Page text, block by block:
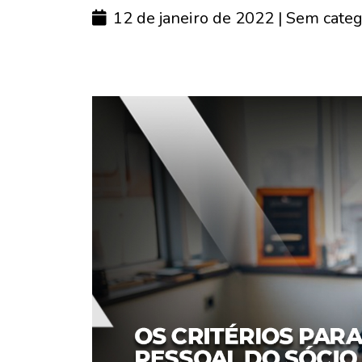
12 de janeiro de 2022 | Sem